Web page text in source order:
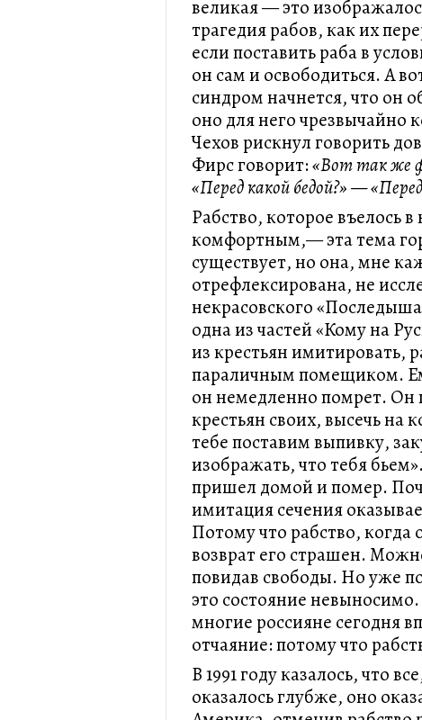
великая — это
трагедия рабов, как их
если поставить раба в
он сам и освободиться. А
синдром начнется, что он
оно для него
Чехов рискнул говорить
Фирс говорит:«Вот так же
«Перед какой бедой?» —
Рабство, которое въелось
комфортным,— эта тема
существует, но она, мне
отрефлексирована, не
некрасовского
одна из частей «Кому на
из крестьян имитировать,
параличным помещиком.
он немедленно помрет. Он
крестьян своих, высечь
тебе поставим выпивку,
изображать, что тебя
пришел домой и помер.
имитация сечения
Потому что рабство,
возврат его страшен.
повидав свободы. Но уже
это состояние
многие россияне сегодня
отчаяние: потому что
В 1991 году казалось, что
оказалось глубже, оно